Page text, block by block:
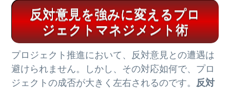
反対意見を強みに変えるプロ
ジェクトマネジメント術
プロジェクト推進において、反対意見との遭遇は
避けられません。しかし、その対応如何で、プロ
ジェクトの成否が大きく左右されるのです。 反対